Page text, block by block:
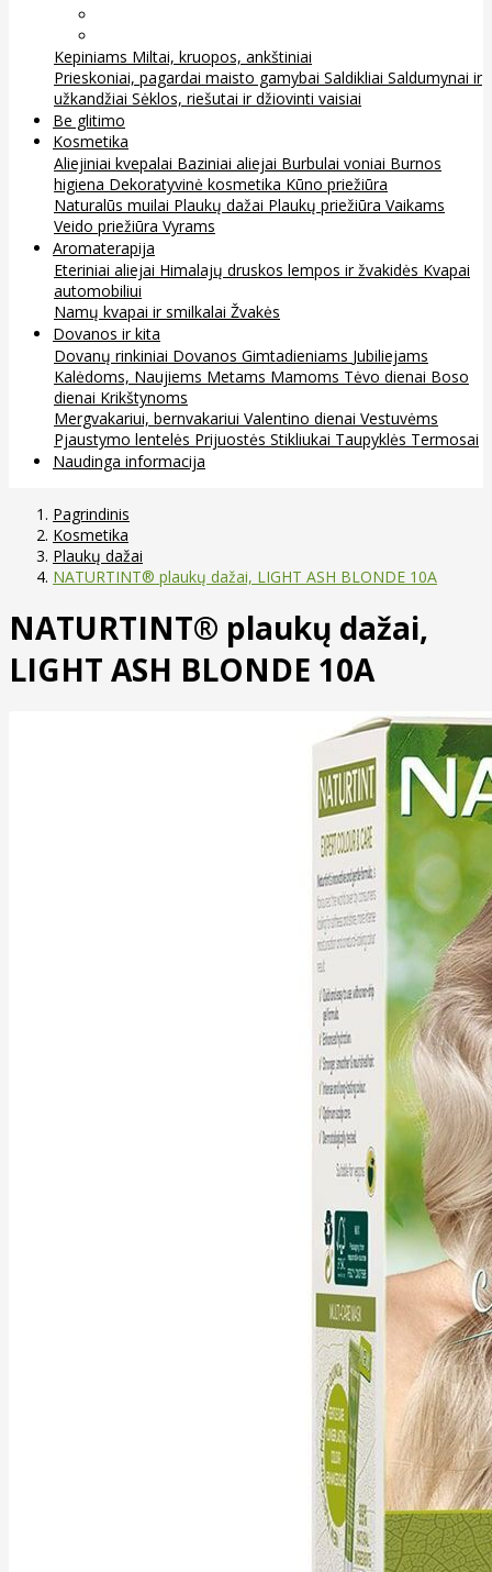
Kepiniams Miltai, kruopos, ankštiniai
Prieskoniai, pagardai maisto gamybai Saldikliai Saldumynai ir
užkandžiai Sėklos, riešutai ir džiovinti vaisiai
Be glitimo
Kosmetika
Aliejiniai kvepalai Baziniai aliejai Burbulai voniai Burnos
higiena Dekoratyvinė kosmetika Kūno priežiūra
Naturalūs muilai Plaukų dažai Plaukų priežiūra Vaikams
Veido priežiūra Vyrams
Aromaterapija
Eteriniai aliejai Himalajų druskos lempos ir žvakidės Kvapai
automobiliui
Namų kvapai ir smilkalai Žvakės
Dovanos ir kita
Dovanų rinkiniai Dovanos Gimtadieniams Jubiliejams
Kalėdoms, Naujiems Metams Mamoms Tėvo dienai Boso
dienai Krikštynoms
Mergvakariui, bernvakariui Valentino dienai Vestuvėms
Pjaustymo lentelės Prijuostės Stikliukai Taupyklės Termosai
Naudinga informacija
Pagrindinis
Kosmetika
Plaukų dažai
NATURTINT® plaukų dažai, LIGHT ASH BLONDE 10A
NATURTINT® plaukų dažai,
LIGHT ASH BLONDE 10A